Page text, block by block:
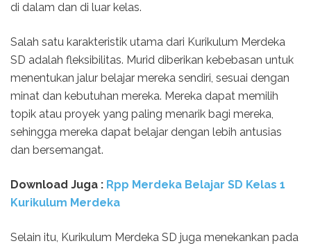
di dalam dan di luar kelas.
Salah satu karakteristik utama dari Kurikulum Merdeka
SD adalah fleksibilitas. Murid diberikan kebebasan untuk
menentukan jalur belajar mereka sendiri, sesuai dengan
minat dan kebutuhan mereka. Mereka dapat memilih
topik atau proyek yang paling menarik bagi mereka,
sehingga mereka dapat belajar dengan lebih antusias
dan bersemangat.
Download Juga : Rpp Merdeka Belajar SD Kelas 1
Kurikulum Merdeka
Selain itu, Kurikulum Merdeka SD juga menekankan pada